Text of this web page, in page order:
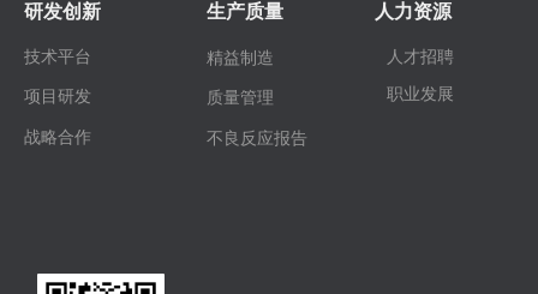
研发创新
技术平台
项目研发
战略合作
生产质量
精益制造
质量管理
不良反应报告
人力资源
人才招聘
职业发展